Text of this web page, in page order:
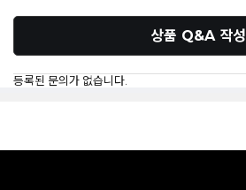
상품 Q&A 작성
등록된 문의가 없습니다.